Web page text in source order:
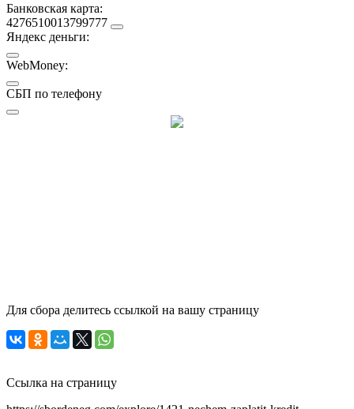
Банковская карта:
4276510013799777
Яндекс деньги:
WebMoney:
СБП по телефону
Для сбора делитесь ссылкой на вашу страницу
Ссылка на страницу